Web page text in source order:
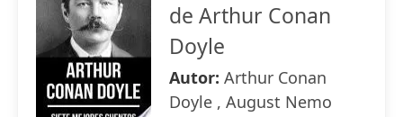
de Arthur Conan
Doyle
Autor: Arthur Conan
Doyle , August Nemo